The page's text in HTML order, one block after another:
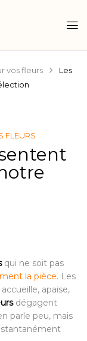
vos fleurs
Les
FLEURS
qui ne soit pas
la pièce. Les
apaise,
dégagent
parle peu, mais